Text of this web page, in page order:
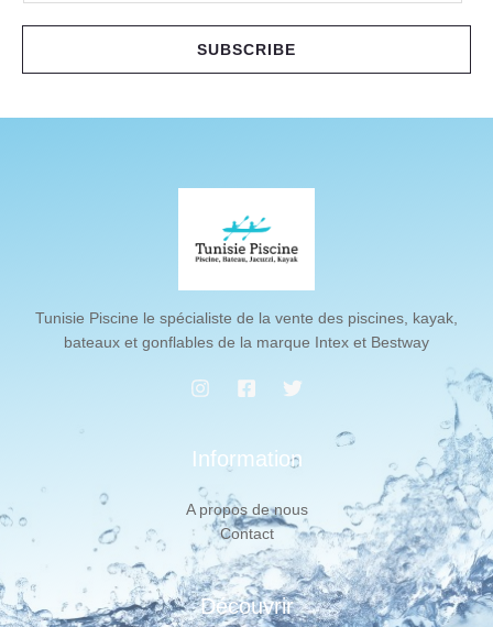
SUBSCRIBE
Tunisie Piscine le spécialiste de la vente des piscines, kayak,
bateaux et gonflables de la marque Intex et Bestway
Information
A propos de nous
Contact
Découvrir